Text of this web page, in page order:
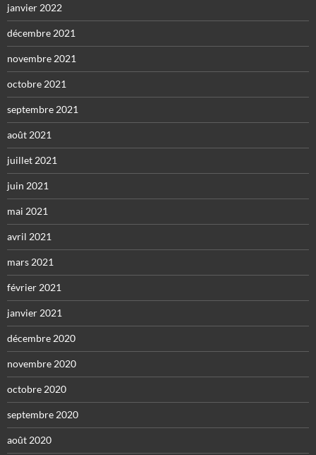
janvier 2022
décembre 2021
novembre 2021
octobre 2021
septembre 2021
août 2021
juillet 2021
juin 2021
mai 2021
avril 2021
mars 2021
février 2021
janvier 2021
décembre 2020
novembre 2020
octobre 2020
septembre 2020
août 2020